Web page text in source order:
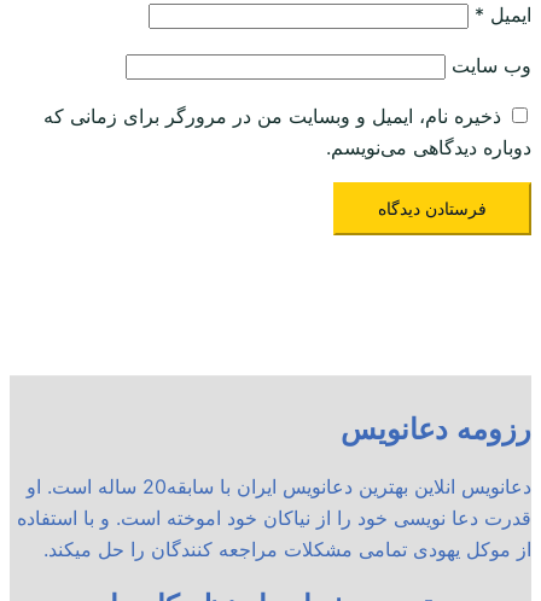
ایمیل *
وب‌ سایت
ذخیره نام، ایمیل و وبسایت من در مرورگر برای زمانی که
دوباره دیدگاهی می‌نویسم.
رزومه دعانویس
دعانویس انلاین بهترین دعانویس ایران با سابقه20 ساله است. او
قدرت دعا نویسی خود را از نیاکان خود اموخته است. و با استفاده
از موکل یهودی تمامی مشکلات مراجعه کنندگان را حل میکند.